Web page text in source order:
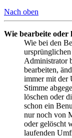
Nach oben
Wie bearbeite oder
Wie bei den
Administrator
bearbeiten,
immer mit der
Stimme
löschen oder
schon ein
nur noch von
oder gelöscht
laufenden